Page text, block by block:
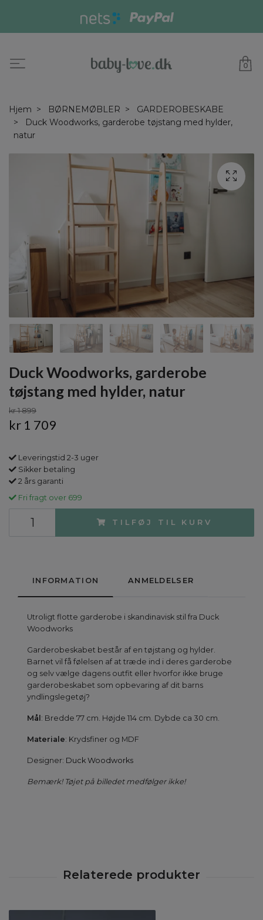
0
Hjem BØRNEMØBLER
GARDEROBESKABE
Duck Woodworks, garderobe tøjstang med hylder,
natur
Duck Woodworks, garderobe
tøjstang med hylder, natur
kr 1 899
kr 1 709
Leveringstid 2-3 uger
Sikker betaling
2 års garanti
Fri fragt over 699
TILFØJ TIL KURV
INFORMATION ANMELDELSER
Utroligt flotte garderobe i skandinavisk stil fra Duck
Woodworks
Garderobeskabet består af en tøjstang og hylder.
Barnet vil få følelsen af at træde ind i deres garderobe
og selv vælge dagens outfit eller hvorfor ikke bruge
garderobeskabet som opbevaring af dit barns
yndlingslegetøj?
Mål : Bredde 77 cm. Højde 114 cm. Dybde ca 30 cm.
Materiale: Krydsfiner og MDF
Designer: Duck Woodworks
Bemærk! Tøjet på billedet medfølger ikke!